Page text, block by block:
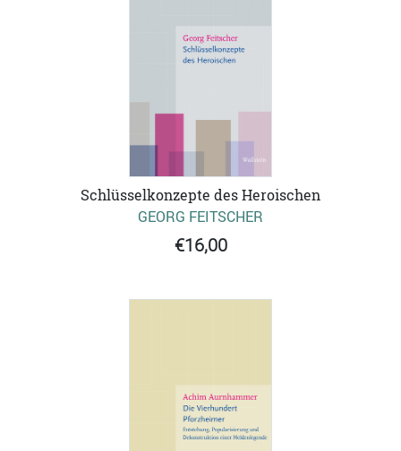
Schlüsselkonzepte des Heroischen
GEORG FEITSCHER
€16,00